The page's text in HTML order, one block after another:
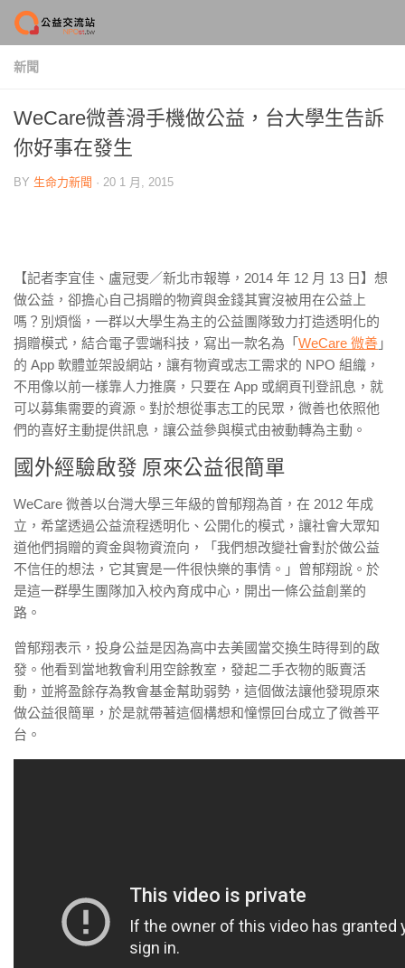
Skip to content
新聞
WeCare微善滑手機做公益，台大學生告訴
你好事在發生
BY 生命力新聞 · 20 1 月, 2015
【記者李宜佳、盧冠雯／新北市報導，2014 年 12 月 13 日】想
做公益，卻擔心自己捐贈的物資與金錢其實沒被用在公益上
嗎？別煩惱，一群以大學生為主的公益團隊致力打造透明化的
捐贈模式，結合電子雲端科技，寫出一款名為「 WeCare 微善 」
的 App 軟體並架設網站，讓有物資或志工需求的 NPO 組織，
不用像以前一樣靠人力推廣，只要在 App 或網頁刊登訊息，就
可以募集需要的資源。對於想從事志工的民眾，微善也依照他
們的喜好主動提供訊息，讓公益參與模式由被動轉為主動。
國外經驗啟發 原來公益很簡單
WeCare 微善以台灣大學三年級的曾郁翔為首，在 2012 年成
立，希望透過公益流程透明化、公開化的模式，讓社會大眾知
道他們捐贈的資金與物資流向，「我們想改變社會對於做公益
不信任的想法，它其實是一件很快樂的事情。」曾郁翔說。於
是這一群學生團隊加入校內育成中心，開出一條公益創業的
路。
曾郁翔表示，投身公益是因為高中去美國當交換生時得到的啟
發。他看到當地教會利用空餘教室，發起二手衣物的販賣活
動，並將盈餘存為教會基金幫助弱勢，這個做法讓他發現原來
做公益很簡單，於是就帶著這個構想和憧憬回台成立了微善平
台。